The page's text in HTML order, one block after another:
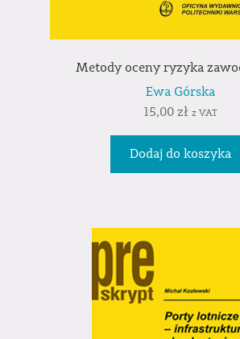
Metody oceny ryzyka
Ewa Górska
15,00 zł z VAT
Dodaj do koszyka